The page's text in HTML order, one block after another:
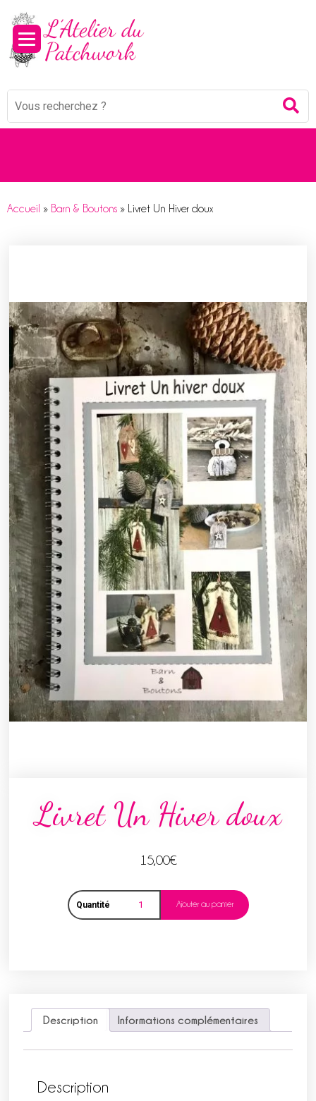
Mots
Accueil » Barn & Boutons » Livret Un Hiver doux
Livret Un Hiver doux
15,00€
Quantité Ajouter au panier
Description Informations complémentaires
Description